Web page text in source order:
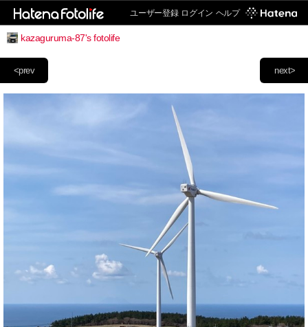
ユーザー登録 ログイン ヘルプ
kazaguruma-87's fotolife
next>
<prev